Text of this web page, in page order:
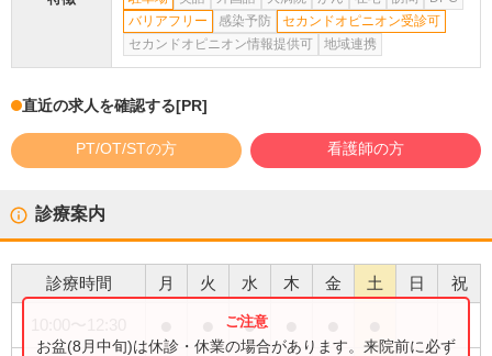
バリアフリー
感染予防
セカンドオピニオン受診可
セカンドオピニオン情報提供可
地域連携
直近の求人を確認する[PR]
PT/OT/STの方 看護師の方
診療案内
診療時間 月 火 水 木 金 土 日 祝
●
お盆(8月中旬)は休診・休業の場合があります。来院前に必ず